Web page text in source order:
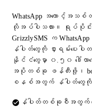
WhatsApp အကောင့်
လိုအပ်ပါသလား။ ရုပ်ပိုင်
GrizzlySMS က
နံပါတ်တွေကို ငှားရမ်းပေးပ
နိုင်ငံတွေမှာ ၀.၅၀ ဒေါ်လာ
အပိုတစ်ခု ဖန်တီးဖို့၊
စနစ်အတွက် နံပါတ်တွေကို နွ
နံပါတ်တစ်ခုစီအတွက် ငွေ